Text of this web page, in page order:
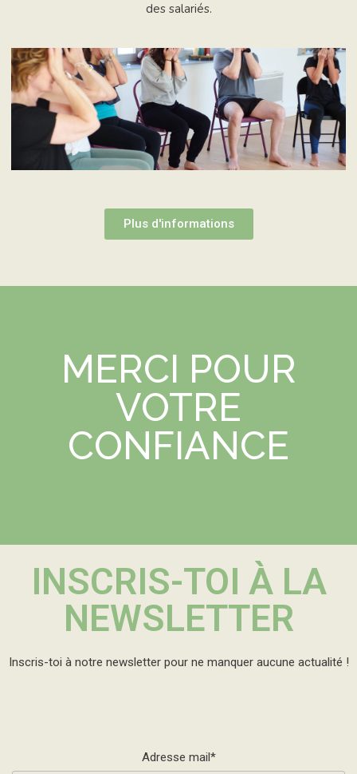
des salariés.
Plus d'informations
MERCI POUR
VOTRE
CONFIANCE
INSCRIS-TOI À LA
NEWSLETTER
Inscris-toi à notre newsletter pour ne manquer aucune actualité !
Adresse mail*